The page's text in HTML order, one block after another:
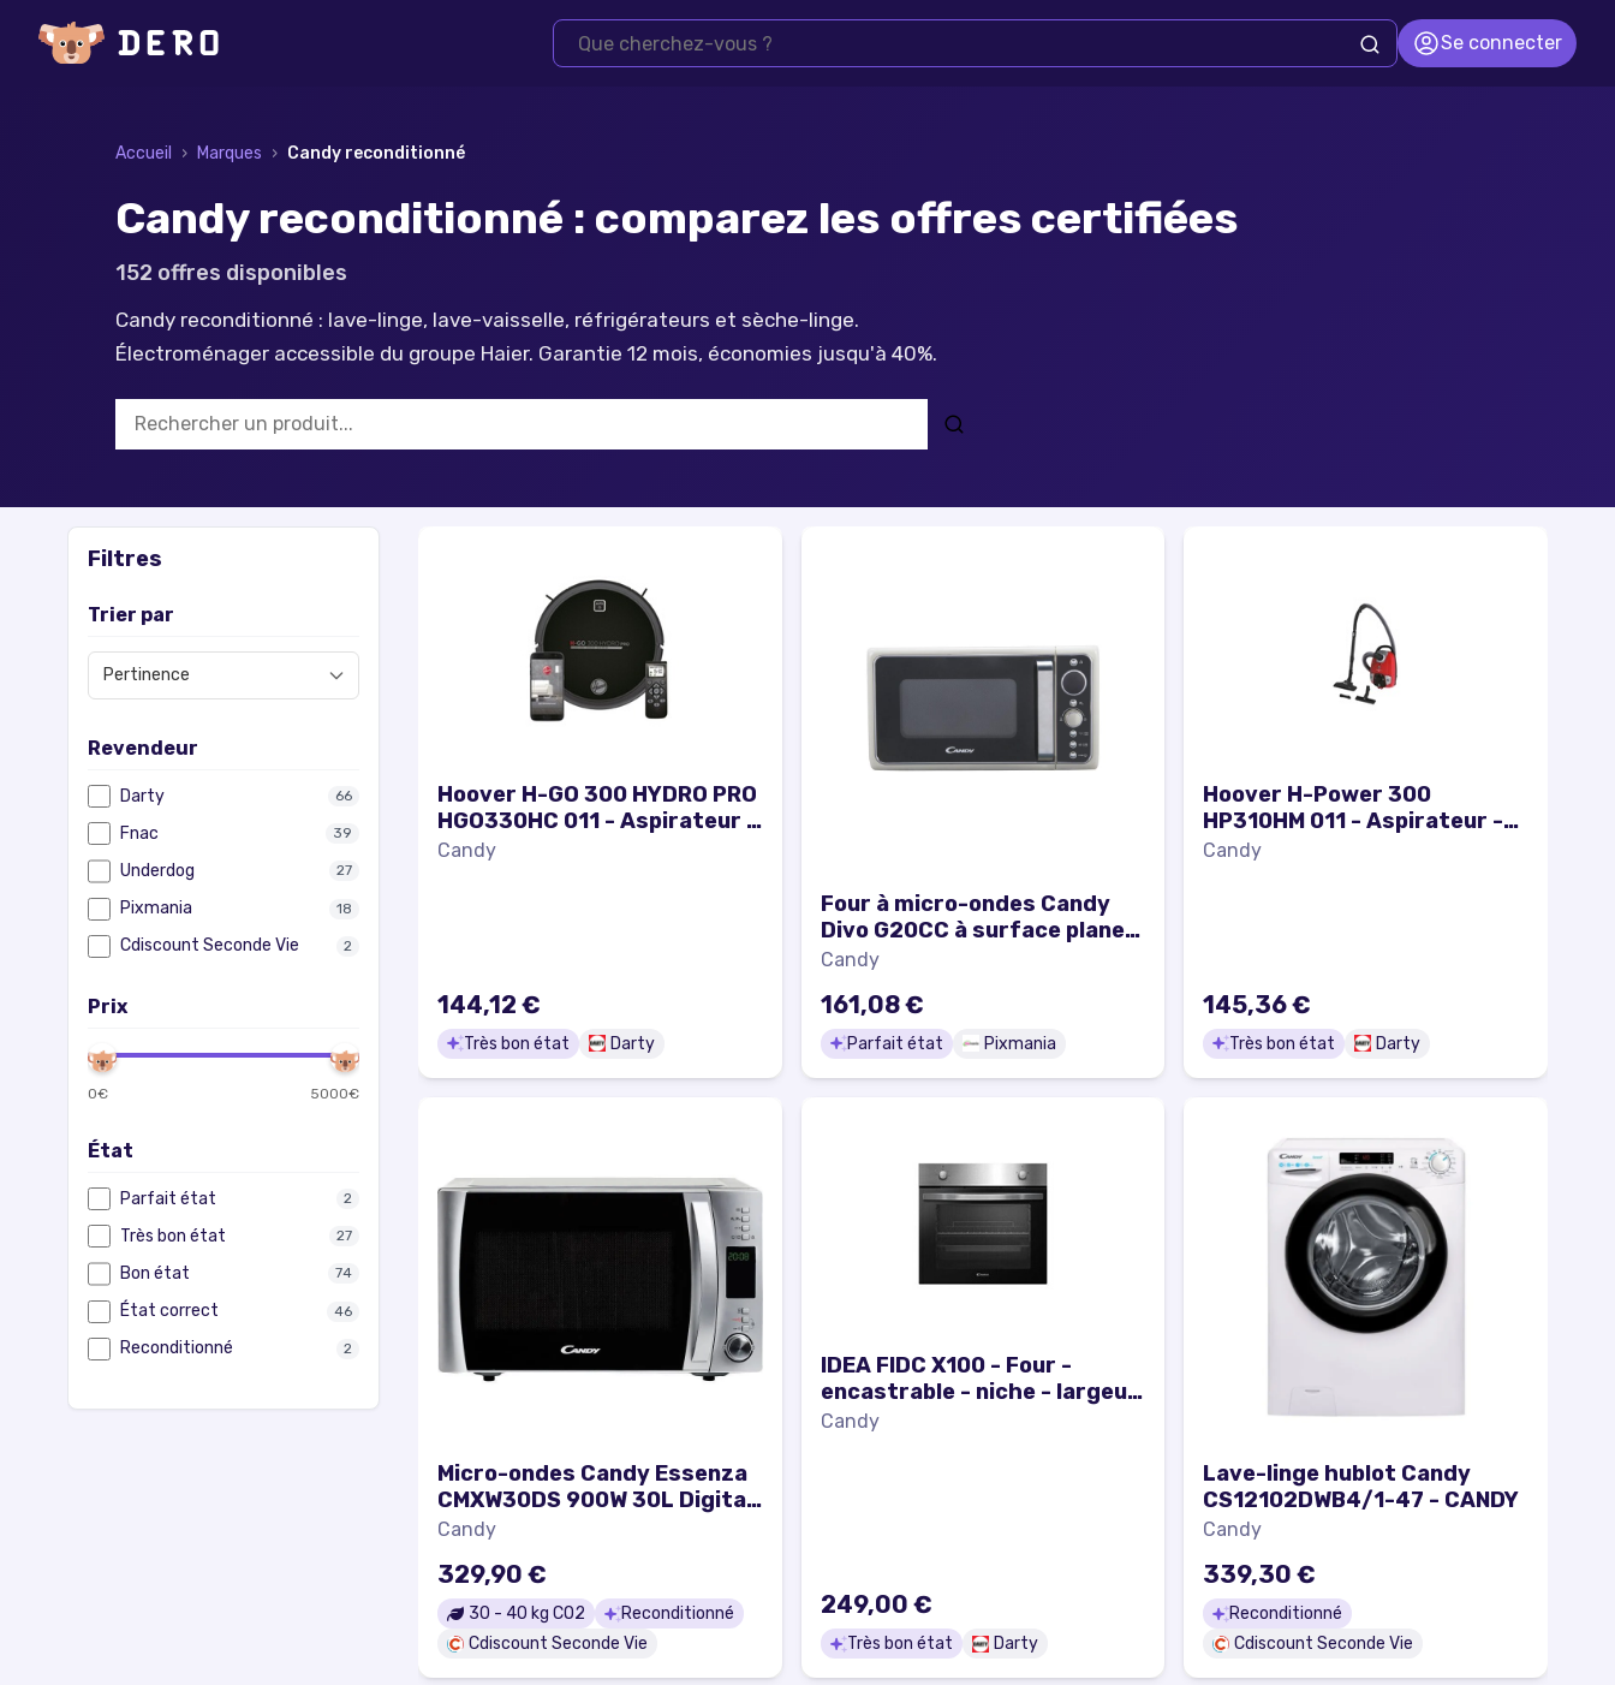
Se connecter
Accueil › Marques › Candy reconditionné
Candy reconditionné : comparez les offres certifiées
152 offres disponibles
Candy reconditionné : lave-linge, lave-vaisselle, réfrigérateurs et sèche-linge.
Électroménager accessible du groupe Haier. Garantie 12 mois, économies jusqu'à 40%.
Filtres
Trier par
Revendeur
Darty 66
Fnac 39
Underdog 27
Pixmania 18
Cdiscount Seconde Vie 2
Prix
0€ 5000€
État
Parfait état 2
Très bon état 27
Bon état 74
État correct 46
Reconditionné 2
Hoover H-GO 300 HYDRO PRO
HGO330HC 011 - Aspirateur -
robot - sans sac - Noir ultra
Candy
144,12 €
Très bon état Darty
Four à micro-ondes Candy
Divo G20CC à surface plane
avec gril 20 L 700 W Crème -
Candy
161,08 €
Parfait état Pixmania
Hoover H-Power 300
HP310HM 011 - Aspirateur -
traineau - sans sac - rouge
Candy
145,36 €
Très bon état Darty
Micro-ondes Candy Essenza
CMXW30DS 900W 30L Digital
Argent - Fonction
Puissance - 10 Menus Auto
Candy
329,90 €
30 - 40 kg CO2
Reconditionné
Cdiscount Seconde Vie
IDEA FIDC X100 - Four -
encastrable - niche - largeur
: 56 cm - profondeur : 56 cm -
Candy
249,00 €
Très bon état Darty
Lave-linge hublot Candy
CS12102DWB4/1-47 - CANDY
Candy
339,30 €
Reconditionné
Cdiscount Seconde Vie